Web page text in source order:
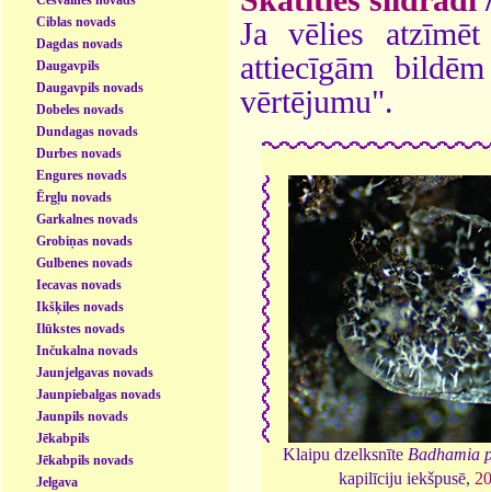
Ciblas novads
Dagdas novads
Daugavpils
Daugavpils novads
Dobeles novads
Dundagas novads
Durbes novads
Engures novads
Ērgļu novads
Garkalnes novads
Grobiņas novads
Gulbenes novads
Iecavas novads
Ikšķiles novads
Ilūkstes novads
Inčukalna novads
Jaunjelgavas novads
Jaunpiebalgas novads
Jaunpils novads
Jēkabpils
Jēkabpils novads
Jelgava
Ja vēlies
attiecīgām
vērtējumu".
Klaipu dzelksnīte Badhamia
kapilīciju iekšpusē,